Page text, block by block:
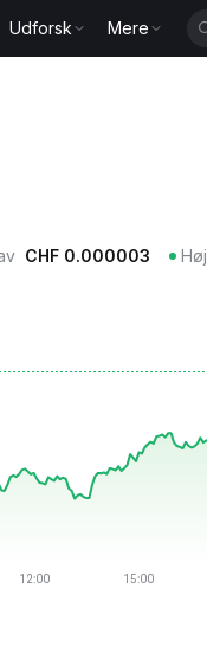
Udforsk Mere
CHF 0.000003 Høj